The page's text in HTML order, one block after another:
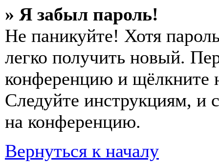
» Я забыл пароль!
Не паникуйте! Хотя
легко получить новый.
конференцию и щёлкните
Следуйте инструкциям, и
на конференцию.
Вернуться к началу